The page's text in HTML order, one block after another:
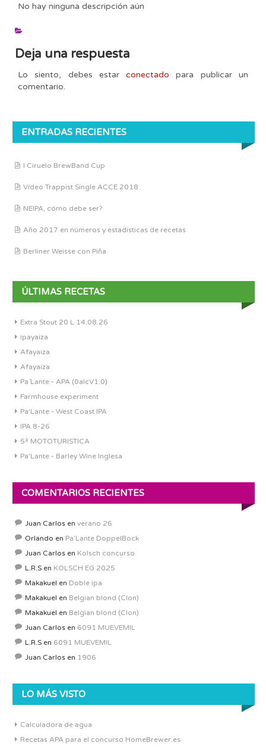
No hay ninguna descripción aún
Deja una respuesta
Lo siento, debes estarconectado para publicar un
comentario.
ENTRADAS RECIENTES
I Ciruelo BrewBand Cup
Vídeo Trappist Single ACCE 2018
NEIPA, cómo debe ser?
Año 2017 en números y estadísticas de recetas
Berliner Weisse con Piña
ÚLTIMAS RECETAS
Extra Stout 20 L 14.08.26
ipayaiza
Afayaiza
Afayaiza
Pa´Lante - APA (0alcV1.0)
Farmhouse experiment
Pa'Lante - West Coast IPA
IPA 8-26
5ª MOTOTURISTICA
Pa'Lante - Barley Wine Inglesa
COMENTARIOS RECIENTES
Juan Carlos en verano 26
Orlando en Pa’Lante DoppelBock
Juan Carlos en Kolsch concurso
L.R.S en KOLSCH EG 2025
Makakuel en Doble ipa
Makakuel en Belgian blond (Clon)
Makakuel en Belgian blond (Clon)
Juan Carlos en 6091 MUEVEMIL
L.R.S en 6091 MUEVEMIL
Juan Carlos en 1906
LO MÁS VISTO
Calculadora de agua
Recetas APA para el concurso HomeBrewer.es